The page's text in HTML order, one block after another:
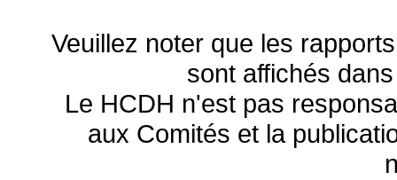
Veuillez noter que les
sont affichés
Le HCDH n'est pas
aux Comités et la